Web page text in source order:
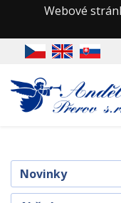
Webové
Novinky